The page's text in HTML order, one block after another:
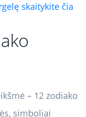
skaitykite čia